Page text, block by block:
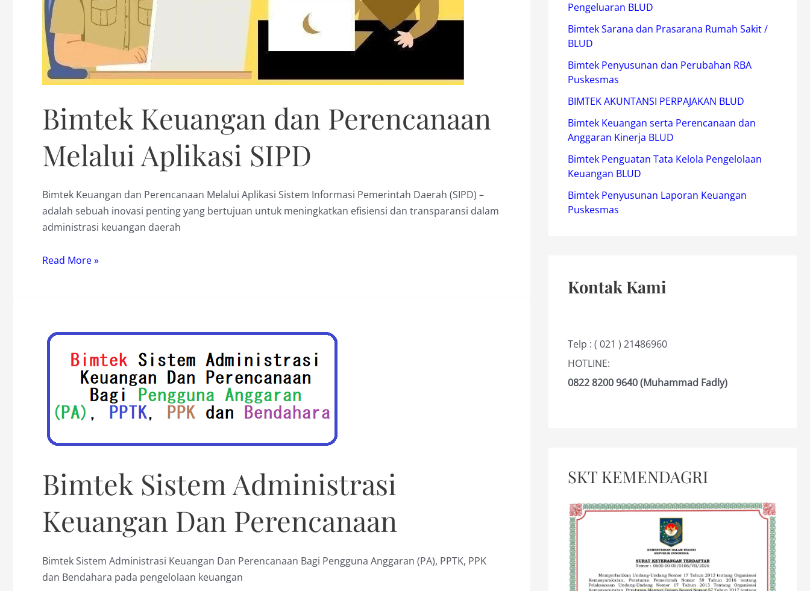
Bimtek Keuangan dan Perencanaan
Melalui Aplikasi SIPD
Bimtek Keuangan dan Perencanaan Melalui Aplikasi Sistem Informasi Pemerintah Daerah (SIPD) –
adalah sebuah inovasi penting yang bertujuan untuk meningkatkan efisiensi dan transparansi dalam
administrasi keuangan daerah
Bimtek
Aplikasi
Read More »
Bimtek Sistem Administrasi
Keuangan Dan Perencanaan
Bimtek Sistem Administrasi Keuangan Dan Perencanaan Bagi Pengguna Anggaran (PA), PPTK, PPK
dan Bendahara pada pengelolaan keuangan
Pengeluaran BLUD
Bimtek Sarana dan Prasarana Rumah Sakit /
BLUD
Bimtek Penyusunan dan Perubahan RBA
Puskesmas
BIMTEK AKUNTANSI PERPAJAKAN BLUD
Bimtek Keuangan serta Perencanaan dan
Anggaran Kinerja BLUD
Bimtek Penguatan Tata Kelola Pengelolaan
Keuangan BLUD
Bimtek Penyusunan Laporan Keuangan
Puskesmas
Kontak Kami
Telp : ( 021 ) 21486960
HOTLINE:
0822 8200 9640 (Muhammad Fadly)
SKT KEMENDAGRI